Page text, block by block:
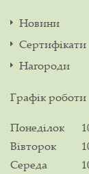
Новини
Сертифікати
Нагороди
Графік роботи
Понеділок
Вівторок
Середа